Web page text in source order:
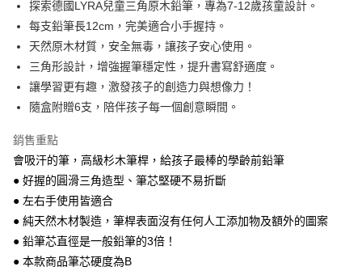
相關說明
【大哥付你分期使用說明】
1.本服務由台灣大哥大提供，台灣大哥大用戶可立即使用無須另外申請。
2.付款方式選擇「大哥付你分期」，訂單成立後會自動跳轉到大哥付的交易
流程，驗證手機門號後，選擇欲分期的期數、繳款截止日，確認付款後即完
3.實際核准額度、可分期數及費用金額請依後續交易確認頁面所載為準。
消。如遇「轉專審核」未通過狀況，表示未達大哥付你分期系統評分，恕無
法說明評估內容。
1.分期款項不併入電信帳單，「大哥付你分期」於每月結算日後寄送繳費提
醒簡訊。
2.透過簡訊連結打開帳單後，可選擇「超商條碼／台灣大直營門市／銀行轉
帳／街口支付／iPASS MONEY」等通路繳費。
【注意事項】
AFTEE先享後付
相關說明
【關於「AFTEE先享後付」】
AFTEE先享後付是「在收到商品之後才付款」的支付方式。 讓您購物簡單
１．簡單：不需註冊會員、不需綁卡、不需儲值。
２．便利：只要手機號碼，簡訊認證，即可結帳。
３．安心：先確認商品／服務後，再付款。
１．於結帳方式選擇「AFTEE先享後付」後，將跳轉至「AFTEE先享後付」
結帳頁面，進行簡訊認證並確認金額後，即可完成結帳。
２．訂單成立數日內，您將收到繳費通知簡訊。
３．收到繳費通知簡訊後14天內，點擊此簡訊中的連結，可透過四大超商／
ATM／網路銀行／等多元方式進行付款，方視為交易完成。
ATM付款
運送方式
付款後全家取貨｜8/8-8/14運費優惠，結帳滿499即享免運。
每筆NT$70，滿NT$499(含以上)免運費
付款後7-11取貨
每筆NT$70，滿NT$800(含以上)免運費
探索德國LYRA兒童三角原木鉛筆，專為7-12歲孩童設計。
每支鉛筆長12cm，完美適合小手握持。
天然原木材質，安全無毒，讓孩子安心使用。
三角形設計，增強握筆穩定性，提升書寫舒適度。
讓學習更有趣，激發孩子的創造力與想像力！
隨盒附贈6支，陪伴孩子每一個創意瞬間。
銷售重點
會吸汗的筆，高級杉木筆桿，給孩子最棒的學齡前鉛筆
● 好握的圓滑三角造型、筆芯堅硬不易折斷
● 左右手使用皆適合
● 純天然木材製造，筆桿表面沒有任何人工添加物及額外的圖案
● 鉛筆芯直徑是一般鉛筆的3倍！
● 本款商品筆芯硬度為B